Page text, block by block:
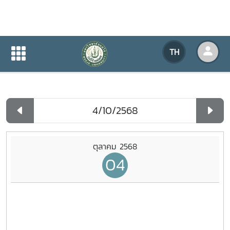
TH
ปฏิทินกิจกรรมของหน่วยงาน
ปฏิทินกิจกรรมของหน่วยงาน
ตุลาคม 2568
04